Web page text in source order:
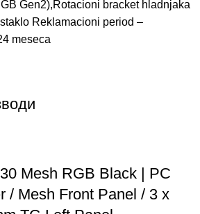
Gen2),Rotacioni bracket hladnjaka
Reklamacioni period –
meseca
Mesh RGB Black | PC
/ Mesh Front Panel / 3 x